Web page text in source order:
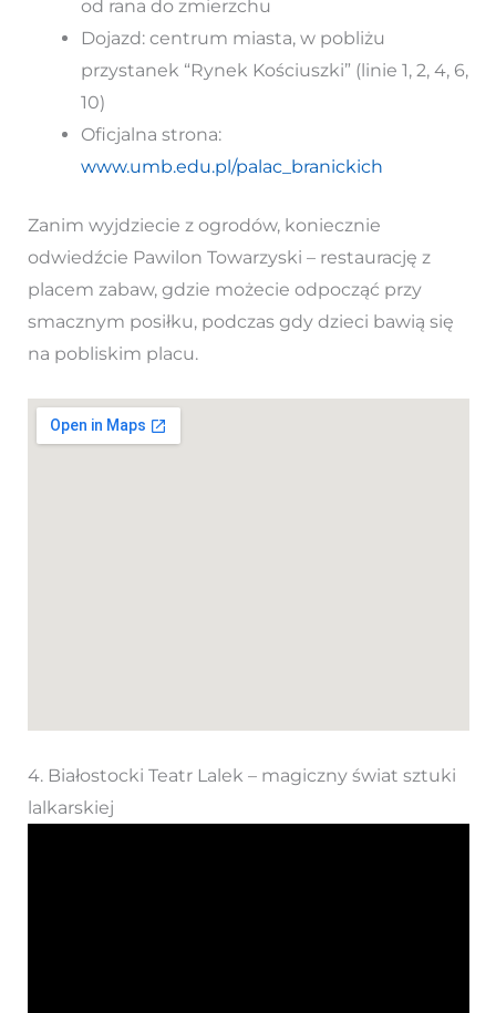
od rana do zmierzchu
Dojazd: centrum miasta, w pobliżu
przystanek “Rynek Kościuszki” (linie 1, 2, 4, 6,
10)
Oficjalna strona:
www.umb.edu.pl/palac_branickich
Zanim wyjdziecie z ogrodów, koniecznie
odwiedźcie Pawilon Towarzyski – restaurację z
placem zabaw, gdzie możecie odpocząć przy
smacznym posiłku, podczas gdy dzieci bawią się
na pobliskim placu.
4. Białostocki Teatr Lalek – magiczny świat sztuki
lalkarskiej